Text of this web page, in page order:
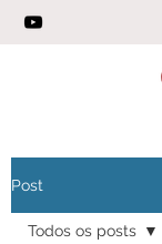
Post
Todos os posts